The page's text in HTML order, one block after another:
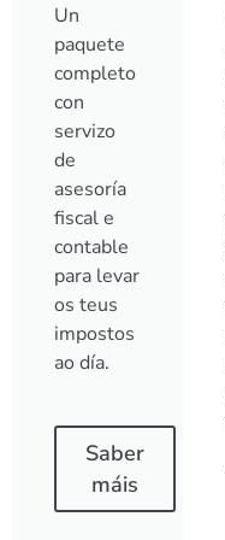
Un
paquete
completo
con
servizo
de
asesoría
fiscal e
contable
para levar
os teus
impostos
ao día.
Saber
máis